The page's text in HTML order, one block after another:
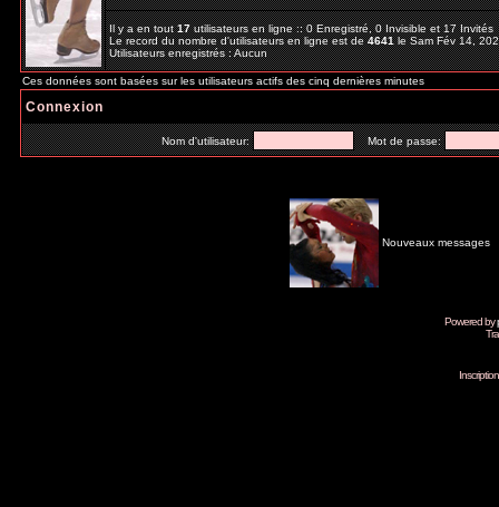
Il y a en tout17utilisateurs en ligne :: 0 Enregistré, 0 Invisible et 17
Le record du nombre d'utilisateurs en ligne est de4641le Sam Fév 14,
Utilisateurs enregistrés : Aucun
Ces données sont basées sur les utilisateurs actifs des cinq dernières minutes
Connexion
Nom d'utilisateur: Mot de passe:
Nouveaux messages
Powered by